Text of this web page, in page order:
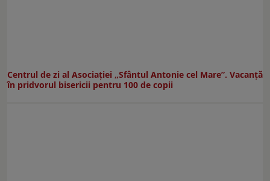
Centrul de zi al Asociației „Sfântul Antonie cel Mare”. Vacanță
în pridvorul bisericii pentru 100 de copii